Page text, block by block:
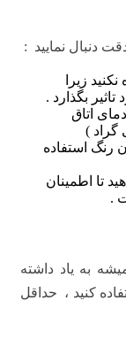
دنبال نمایید :
زیرا
بگذارد .
اتاق
رنگ استفاده
تا اطمینان
.
به یاد داشته
کنید ، حداقل